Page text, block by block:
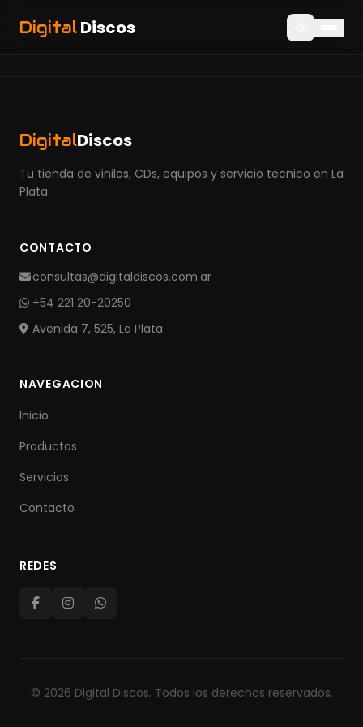
DigitalDiscos
DigitalDiscos
Tu tienda de vinilos, CDs, equipos y servicio tecnico en La
Plata.
CONTACTO
consultas@digitaldiscos.com.ar
+54 221 20-20250
Avenida 7, 525, La Plata
NAVEGACION
Inicio
Productos
Servicios
Contacto
REDES
© 2026 Digital Discos. Todos los derechos reservados.